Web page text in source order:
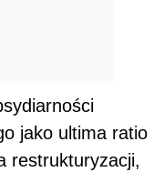
jako ultima ratio
restrukturyzacji,